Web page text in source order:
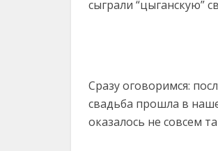
сыграли “цыганскую”
Сразу оговоримся:
свадьба прошла в
оказалось не совсем